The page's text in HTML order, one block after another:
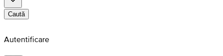
Caută
Autentificare